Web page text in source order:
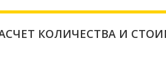
КОЛИЧЕСТВА И